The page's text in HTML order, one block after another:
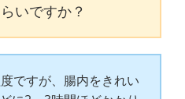
いですか？
ですが、腸内をきれい